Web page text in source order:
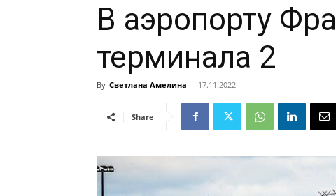
В аэропорту
терминала 2
By Светлана Амелина - 17.11.2022
Share